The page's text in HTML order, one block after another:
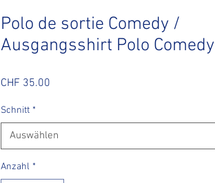
Polo de sortie Comedy /
Ausgangsshirt Polo Comedy
CHF 35.00
Schnitt *
Auswählen
Anzahl *